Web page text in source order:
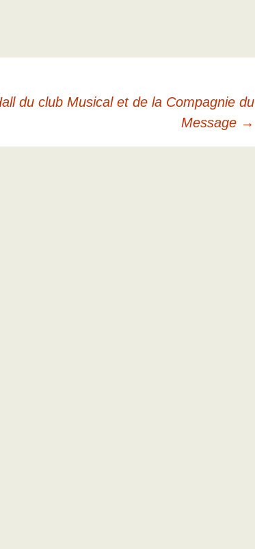
du club Musical et de la Compagnie du
Message →